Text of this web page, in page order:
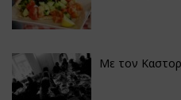
Με τον